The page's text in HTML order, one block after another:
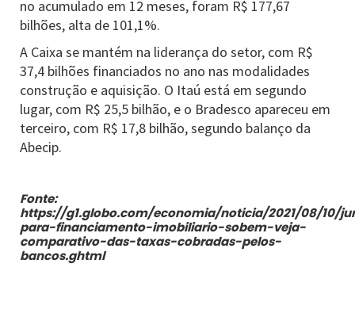
no acumulado em 12 meses, foram R$ 177,67
bilhões, alta de 101,1%.
A Caixa se mantém na liderança do setor, com R$
37,4 bilhões financiados no ano nas modalidades
construção e aquisição. O Itaú está em segundo
lugar, com R$ 25,5 bilhão, e o Bradesco apareceu em
terceiro, com R$ 17,8 bilhão, segundo balanço da
Abecip.
Fonte:
https://g1.globo.com/economia/noticia/2021/08/10/
para-financiamento-imobiliario-sobem-veja-
comparativo-das-taxas-cobradas-pelos-
bancos.ghtml